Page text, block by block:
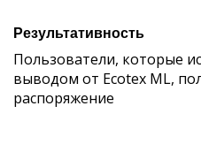
Результативность
Пользователи, которые
выводом от Ecotex ML,
распоряжение